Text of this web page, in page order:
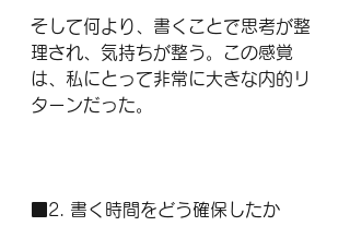
そして何より、書くことで思考が整
理され、気持ちが整う。この感覚
は、私にとって非常に大きな内的リ
ターンだった。
■2. 書く時間をどう確保したか